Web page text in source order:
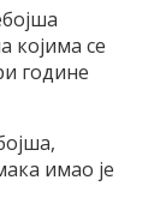
којима се
године
имао је